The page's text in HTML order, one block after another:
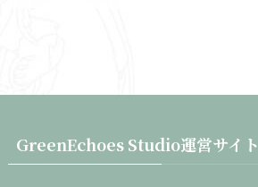
GreenEchoes Studio運営サイト